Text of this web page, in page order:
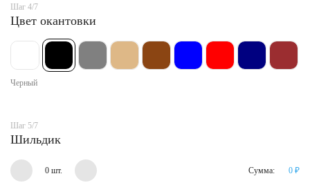
Шаг 4/7
Цвет окантовки
Черный
Шаг 5/7
Шильдик
0 шт. Сумма: 0 ₽